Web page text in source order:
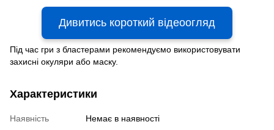
Дивитись короткий відеоогляд
Під час гри з бластерами рекомендуємо використовувати
захисні окуляри або маску.
Характеристики
Наявність Немає в наявності